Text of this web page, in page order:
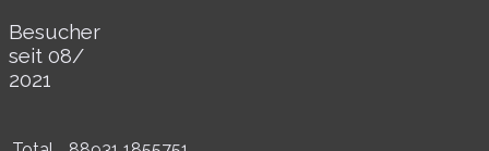
Besucher
seit 08/​
2021